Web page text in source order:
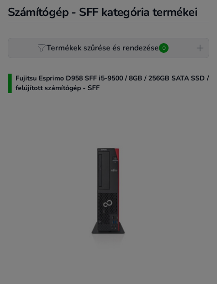
Számítógép - SFF kategória termékei
Product filterTermékek szűrése és rendezése 0
Fujitsu Esprimo D958 SFF i5-9500 / 8GB / 256GB SATA SSD /
felújított számítógép - SFF